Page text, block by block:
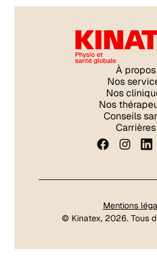
À propos
Nos
Nos
Nos
Conseils
Carrières
Mentions
© Kinatex, 2026. Tous